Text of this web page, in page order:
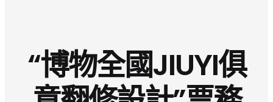
“博物全國JIUYI俱